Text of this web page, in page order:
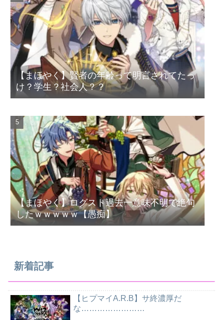
【まほやく】賢者の年齢って明言されてたっ
け？学生？社会人？？
【まほやく】ログスト過去一意味不明で絶句
したｗｗｗｗｗ【愚痴】
新着記事
【ヒプマイA.R.B】サ終濃厚だ
な……………………